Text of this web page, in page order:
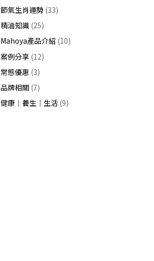
節氣生肖運勢 (33)
精油知識 (25)
Mahoya產品介紹 (10)
案例分享 (12)
常態優惠 (3)
品牌相關 (7)
健康｜養生｜生活 (9)